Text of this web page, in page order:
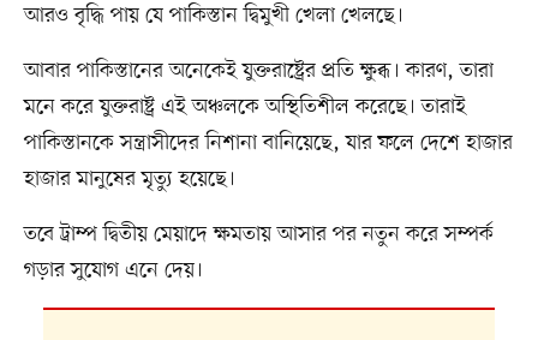
আরও বৃদ্ধি পায় যে পাকিস্তান দ্বিমুখী খেলা খেলছে।
আবার পাকিস্তানের অনেকেই যুক্তরাষ্ট্রের প্রতি ক্ষুব্ধ। কারণ, তারা
মনে করে যুক্তরাষ্ট্র এই অঞ্চলকে অস্থিতিশীল করেছে। তারাই
পাকিস্তানকে সন্ত্রাসীদের নিশানা বানিয়েছে, যার ফলে দেশে হাজার
হাজার মানুষের মৃত্যু হয়েছে।
তবে ট্রাম্প দ্বিতীয় মেয়াদে ক্ষমতায় আসার পর নতুন করে সম্পর্ক
গড়ার সুযোগ এনে দেয়।